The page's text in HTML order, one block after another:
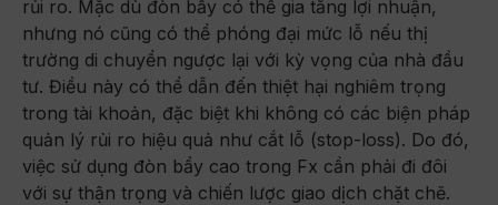
rủi ro. Mặc dù đòn bẩy có thể gia tăng lợi nhuận,
nhưng nó cũng có thể phóng đại mức lỗ nếu thị
trường di chuyển ngược lại với kỳ vọng của nhà đầu
tư. Điều này có thể dẫn đến thiệt hại nghiêm trọng
trong tài khoản, đặc biệt khi không có các biện pháp
quản lý rủi ro hiệu quả như cắt lỗ (stop-loss). Do đó,
việc sử dụng đòn bẩy cao trong Fx cần phải đi đôi
với sự thận trọng và chiến lược giao dịch chặt chẽ.